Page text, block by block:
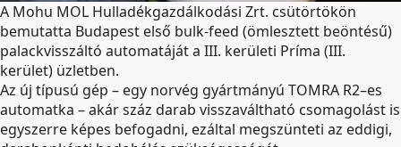
A Mohu MOL Hulladékgazdálkodási Zrt. csütörtökön
bemutatta Budapest első bulk-feed (ömlesztett beöntésű)
palackvisszá­ltó automatáját a III. kerületi Príma (III.
kerület) üzletben.
Az új típusú gép – egy norvég gyártmányú TOMRA R2–es
automat­ka – akár száz darab visszaváltható csomagolást is
egyszerre képes befogadni, ezáltal megszünteti az eddigi,